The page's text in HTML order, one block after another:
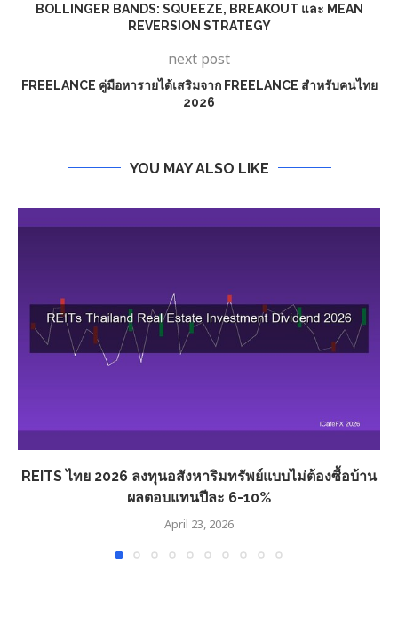
BOLLINGER BANDS: SQUEEZE, BREAKOUT และ MEAN
REVERSION STRATEGY
next post
FREELANCE คู่มือหารายได้เสริมจาก FREELANCE สำหรับคนไทย
2026
YOU MAY ALSO LIKE
REITS ไทย 2026 ลงทุนอสังหาริมทรัพย์แบบไม่ต้องซื้อบ้าน
ผลตอบแทนปีละ 6-10%
April 23, 2026